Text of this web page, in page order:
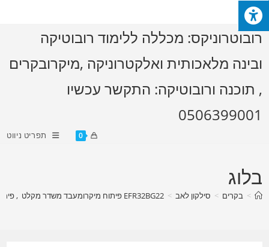
Skip
to
content
רובוטרוניקס: מכללה ללימוד רובוטיקה
ובינה מלאכותית ואלקטרוניקה ,מיקרובקרים
, תוכנה ורובוטיקה: התקשר עכשיו
0506399001
0 תפריט ניווט
בלוג
> בקרים > סילקון לאב > EFR32BG22 פיתוח מיקרומעבד משדר מקלט , פיתוח משדר BLE